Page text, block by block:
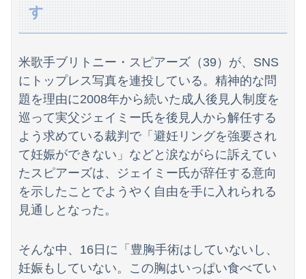
【速報】長瀬智也、ようやく気づくｗｗｗｗｗｗｗｗ
熊本県で最大震度7が発生したときの様子
【宮崎】マジ勘弁してほしい。久しぶりに恐ろしい子供ミサイルを見た。
【画像】影山優佳さん(25)、下着姿であたシコが止まらない
友達「少しだけお茶しようよ」妊婦の私「気分転換になるなら…」→帰宅してから思わぬ異変が起きて…
す
米歌手ブリトニー・スピアーズ（39）が、SNS
にトップレス写真を連投している。精神的な問
題を理由に2008年から続いた成人後見人制度を
巡って実父ジェイミー氏を後見人から解任する
よう求めている裁判で「避妊リングを強要され
て妊娠ができない」などと涙ながらに訴えてい
たスピアーズは、ジェイミー氏が辞任する意向
を示したことでようやく自由を手に入れられる
見通しとなった。
そんな中、16日に「豊胸手術はしていないし、
妊娠もしていない。この胸はいっぱい食べてい